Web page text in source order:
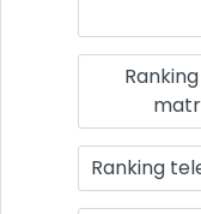
Ranking